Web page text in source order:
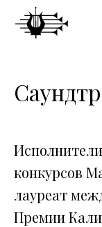
конкурсов
лауреат
Премии